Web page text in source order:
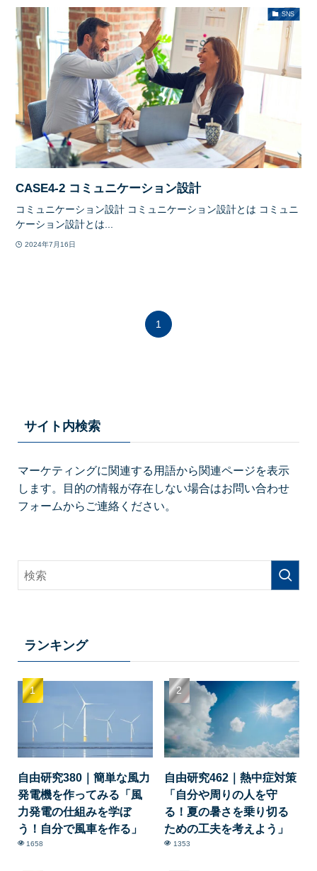
SNS
CASE4-2 コミュニケーション設計
コミュニケーション設計 コミュニケーション設計とは コミュニ
ケーション設計とは...
2024年7月16日
1
サイト内検索
マーケティングに関連する用語から関連ページを表示
します。目的の情報が存在しない場合はお問い合わせ
フォームからご連絡ください。
ランキング
自由研究380｜簡単な風力
発電機を作ってみる「風
力発電の仕組みを学ぼ
う！自分で風車を作る」
1658
自由研究462｜熱中症対策
「自分や周りの人を守
る！夏の暑さを乗り切る
ための工夫を考えよう」
1353